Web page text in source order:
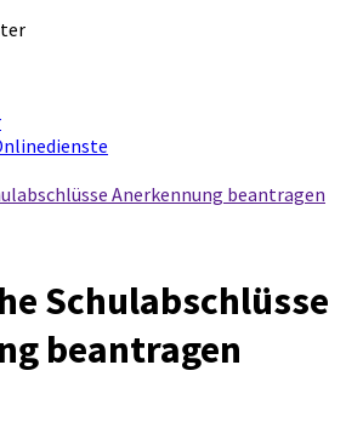
Anerkennung beantragen
Schulabschlüsse
beantragen